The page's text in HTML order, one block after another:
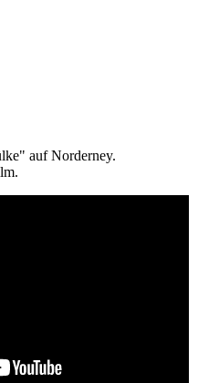
auf Norderney.